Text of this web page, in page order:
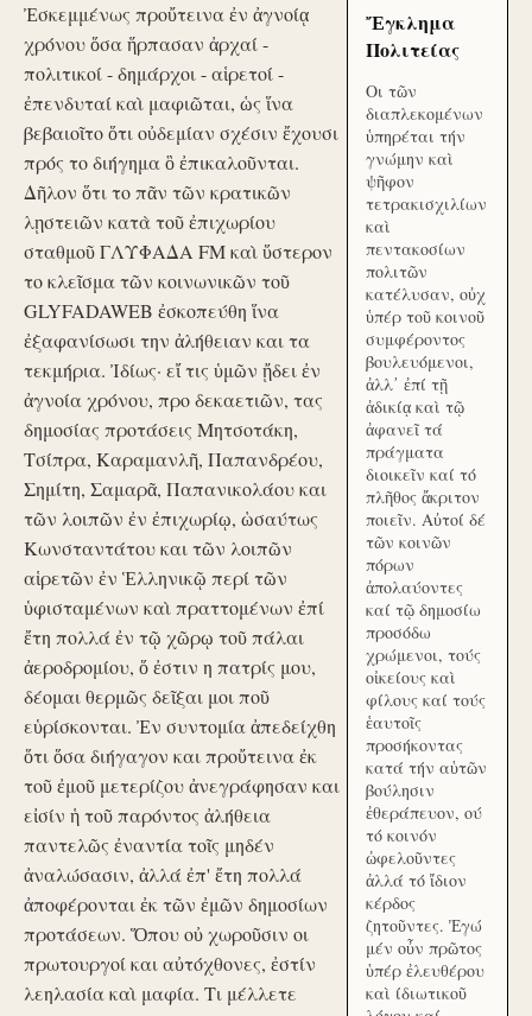
Ἐσκεμμένως προὔτεινα ἐν ἀγνοίᾳ
χρόνου ὅσα ἥρπασαν ἀρχαί -
πολιτικοί - δημάρχοι - αἱρετοί -
ἐπενδυταί καὶ μαφιῶται, ὡς ἵνα
βεβαιοῖτο ὅτι οὐδεμίαν σχέσιν ἔχουσι
πρός το διήγημα ὃ ἐπικαλοῦνται.
Δῆλον ὅτι το πᾶν τῶν κρατικῶν
λῃστειῶν κατὰ τοῦ ἐπιχωρίου
σταθμοῦ ΓΛΥΦΑΔΑ FM καὶ ὕστερον
το κλεῖσμα τῶν κοινωνικῶν τοῦ
GLYFADAWEB ἐσκοπεύθη ἵνα
ἐξαφανίσωσι την ἀλήθειαν και τα
τεκμήρια. Ἰδίως· εἴ τις ὑμῶν ᾔδει ἐν
ἀγνοία χρόνου, προ δεκαετιῶν, τας
δημοσίας προτάσεις Μητσοτάκη,
Τσίπρα, Καραμανλῆ, Παπανδρέου,
Σημίτη, Σαμαρᾶ, Παπανικολάου και
τῶν λοιπῶν ἐν ἐπιχωρίῳ, ὡσαύτως
Κωνσταντάτου και τῶν λοιπῶν
αἱρετῶν ἐν Ἑλληνικῷ περί τῶν
ὑφισταμένων καὶ πραττομένων ἐπί
ἔτη πολλά ἐν τῷ χῶρῳ τοῦ πάλαι
ἀεροδρομίου, ὅ ἐστιν η πατρίς μου,
δέομαι θερμῶς δεῖξαι μοι ποῦ
εὑρίσκονται. Ἐν συντομία ἀπεδείχθη
ὅτι ὅσα διήγαγον και προὔτεινα ἐκ
τοῦ ἐμοῦ μετερίζου ἀνεγράφησαν και
εἰσίν ἡ τοῦ παρόντος ἀλήθεια
παντελῶς ἐναντία τοῖς μηδέν
ἀναλώσασιν, ἀλλά ἐπ' ἔτη πολλά
ἀποφέρονται ἐκ τῶν ἐμῶν δημοσίων
προτάσεων. Ὅπου οὐ χωροῦσιν οι
πρωτουργοί και αὐτόχθονες, ἐστίν
λεηλασία καὶ μαφία. Τι μέλλετε
Ἔγκλημα
Πολιτείας
Οι τῶν
διαπλεκομένων
ὑπηρέται τήν
γνώμην καὶ
ψῆφον
τετρακισχιλίων
καὶ
πεντακοσίων
πολιτῶν
κατέλυσαν, οὐχ
ὑπέρ τοῦ κοινοῦ
συμφέροντος
βουλευόμενοι,
ἀλλ᾽ ἐπί τῇ
ἀδικίᾳ καὶ τῷ
ἀφανεῖ τά
πράγματα
διοικεῖν καί τό
πλῆθος ἄκριτον
ποιεῖν. Αὐτοί δέ
τῶν κοινῶν
πόρων
ἀπολαύοντες
καί τῷ δημοσίω
προσόδω
χρώμενοι, τούς
οἰκείους καὶ
φίλους καί τούς
ἑαυτοῖς
προσήκοντας
κατά τήν αὑτῶν
βούλησιν
ἐθεράπευον, ού
τό κοινόν
ὠφελοῦντες
ἀλλά τό ἴδιον
κέρδος
ζητοῦντες. Ἐγώ
μέν οὖν πρῶτος
ὑπέρ ἐλευθέρου
καὶ ίδιωτικοῦ